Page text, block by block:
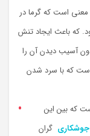
است که گرما در
كه باعث ایجاد تنش
آسیب ديدن آن را
است که با سرد شدن
که بین این
جوشکاری گران